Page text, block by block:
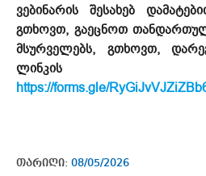
ვებინარის შესახებ
გთხოვთ, გაეცნოთ
მსურველებს, გთხოვთ,
ლინკის
https://forms.gle/
თარიღი: 08/05/2026